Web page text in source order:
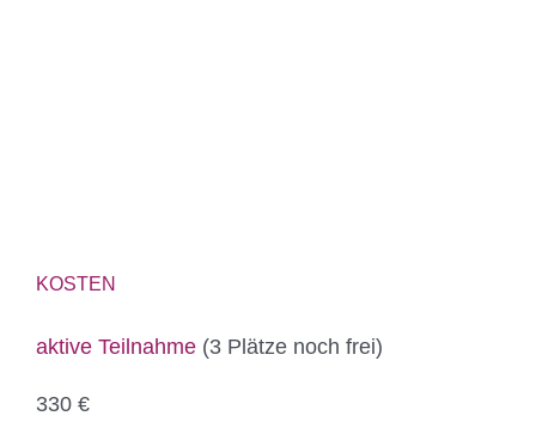
KOSTEN
aktive Teilnahme(3 Plätze noch frei)
330 €